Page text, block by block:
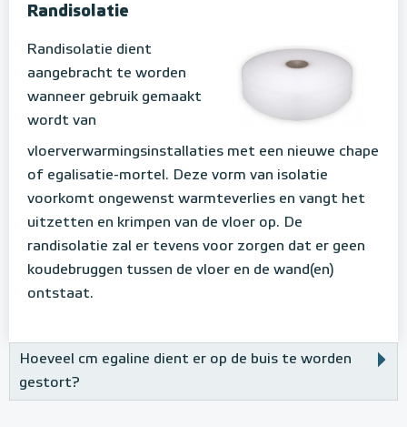
Randisolatie
Randisolatie dient
aangebracht te worden
wanneer gebruik gemaakt
wordt van
vloerverwarmingsinstallaties met een nieuwe chape
of egalisatie-mortel. Deze vorm van isolatie
voorkomt ongewenst warmteverlies en vangt het
uitzetten en krimpen van de vloer op. De
randisolatie zal er tevens voor zorgen dat er geen
koudebruggen tussen de vloer en de wand(en)
ontstaat.
Hoeveel cm egaline dient er op de buis te worden
gestort?